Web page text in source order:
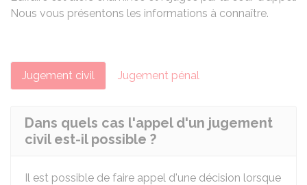
Nous vous présentons les informations à connaître.
Jugement civil Jugement pénal
Dans quels cas l'appel d'un jugement
civil est-il possible ?
Il est possible de faire appel d'une décision lorsque